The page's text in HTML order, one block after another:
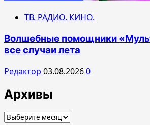
ТВ. РАДИО. КИНО.
Волшебные помощники
все случаи лета
Редактор 03.08.20260
Архивы
Архивы